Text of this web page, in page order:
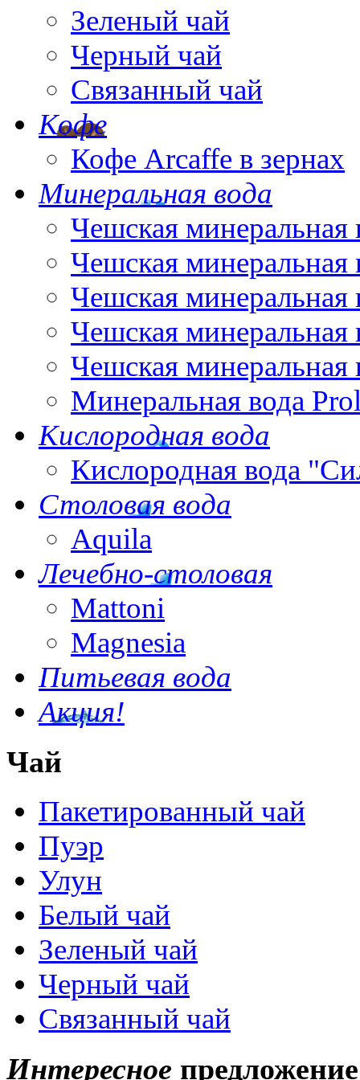
Зеленый чай
Черный чай
Связанный чай
Кофе
Кофе Arcaffe в зернах
Минеральная вода
Чешская минеральная
Чешская минеральная
Чешская минеральная
Чешская минеральная
Чешская минеральная
Минеральная вода
Кислородная вода
Кислородная вода
Столовая вода
Aquila
Лечебно-столовая
Mattoni
Magnesia
Питьевая вода
Акция!
Чай
Пакетированный чай
Пуэр
Улун
Белый чай
Зеленый чай
Черный чай
Связанный чай
Интересное предложение